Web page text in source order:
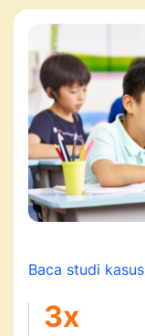
Baca studi kasus
3x